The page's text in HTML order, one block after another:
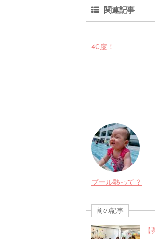
関連記事
40度！
プール熱って？
前の記事